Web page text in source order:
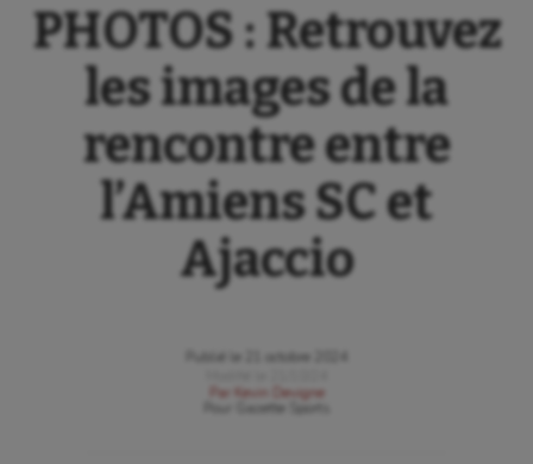
PHOTOS : Retrouvez
les images de la
rencontre entre
l’Amiens SC et
Ajaccio
Publié le
21 octobre 2024
Par
Kevin Devigne
Gazette Sports